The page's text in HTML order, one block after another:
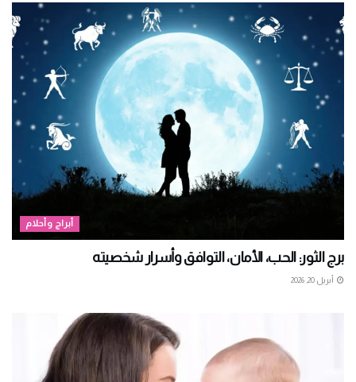
أبراج وأحلام
برج الثور: الحب، الأمان، التوافق وأسرار شخصيته
أبريل 20, 2026